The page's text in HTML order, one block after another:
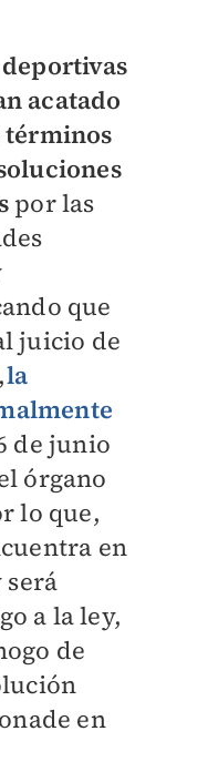
acatado
términos
por las
que
juicio de
la
de junio
órgano
lo que,
en
a la ley,
de
en